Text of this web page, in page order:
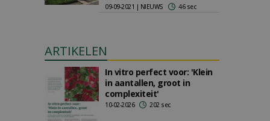
09-09-2021 | NIEUWS 46 sec
ARTIKELEN
In vitro perfect voor: 'Klein
in aantallen, groot in
complexiteit'
10-02-2026 202 sec